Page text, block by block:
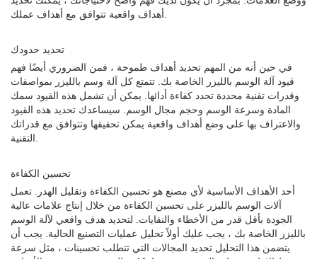
تحديد حدودك
في حين أنه من المهم تحديد أهداف طموحة ، فمن الضروري أيضًا فهم
قيود آلة الوسم بالليزر الخاصة بك. تتمتع كل آلة وسم بالليزر بمواصفات
وقدرات تقنية محددة تحدد كفاءة أدائها. يمكن أن تشمل هذه القيود سمك
المادة وسرعة الوسم وحجم مجال الوسم. سيساعدك تحديد هذه القيود
والاعتراف بها على وضع أهداف واقعية يمكن تحقيقها وتتوافق مع قدراتك
تحسين الكفاءة
أحد الأهداف الأساسية لأي مصنع هو تحسين الكفاءة وتقليل الهدر. تعمل
آلات الوسم بالليزر على تحسين الكفاءة من خلال إنتاج علامات عالية
الجودة بأقل قدر من الأخطاء والنفايات. لتحديد هدف واقعي لآلة الوسم
بالليزر الخاصة بك ، يجب عليك أولاً تحليل عمليات التصنيع الحالية. يجب أن
يتضمن هذا التحليل تحديد المجالات التي تتطلب تحسينات ، مثل سرعة